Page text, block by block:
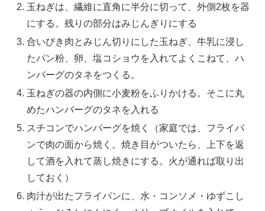
玉ねぎは、繊維に直角に半分に切って、外側2枚を器
にする。残りの部分はみじんぎりにする
合いびき肉とみじん切りにした玉ねぎ、牛乳に浸し
たパン粉、卵、塩コショウを入れてよくこねて、ハ
ンバーグのタネをつくる。
玉ねぎの器の内側に小麦粉をふりかける。そこに丸
めたハンバーグのタネを入れる
スチコンでハンバーグを焼く（家庭では、フライパ
ンで肉の面から焼く。焼き目がついたら、上下を返
して酒を入れて蒸し焼きにする。火が通れば取り出
しておく）
肉汁が出たフライパンに、水・コンソメ・ゆずこし